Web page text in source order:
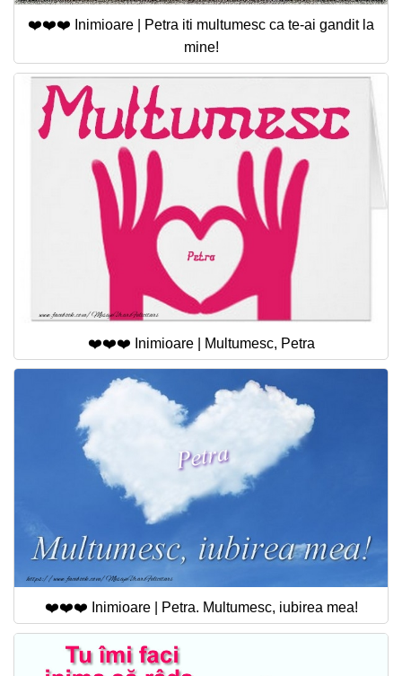
❤️❤️❤️ Inimioare | Petra iti multumesc ca te-ai gandit la
mine!
❤️❤️❤️ Inimioare | Multumesc, Petra
❤️❤️❤️ Inimioare | Petra. Multumesc, iubirea mea!